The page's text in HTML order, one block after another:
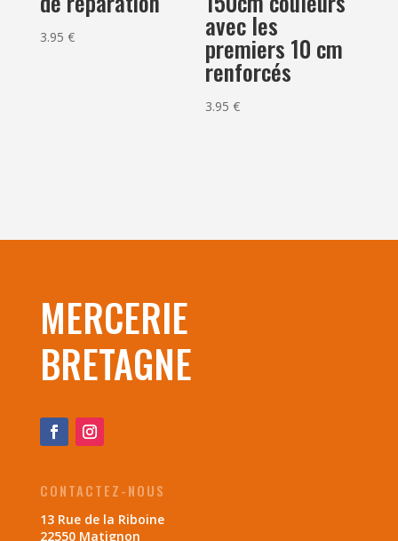
3.95 € avec les
premiers 10 cm
renforcés
3.95€
MERCERIE
BRETAGNE
CONTACTEZ-NOUS
13 Rue de la Riboine
22550 Matignon